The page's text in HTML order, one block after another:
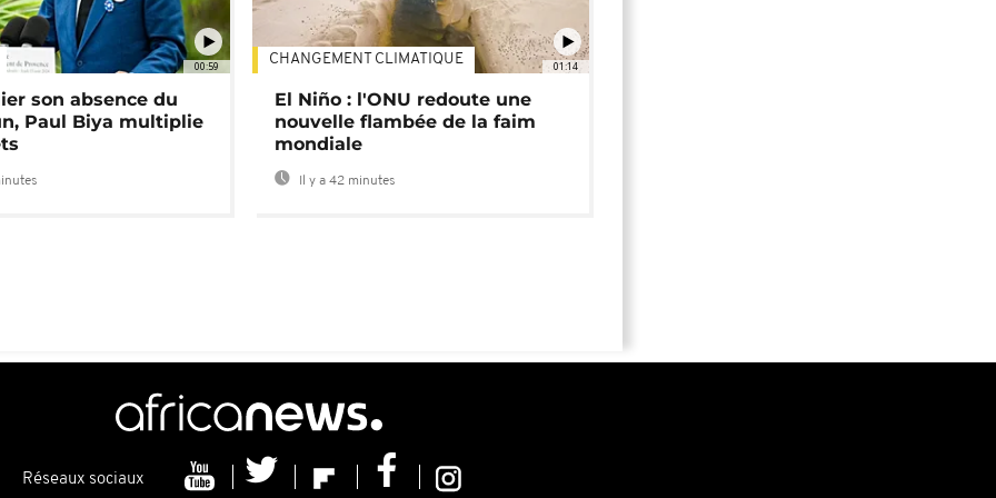
00:59
son absence du
Paul Biya multiplie
01:14
CHANGEMENT CLIMATIQUE
El Niño : l'ONU redoute une
nouvelle flambée de la faim
mondiale
Il y a 42 minutes
Réseaux sociaux